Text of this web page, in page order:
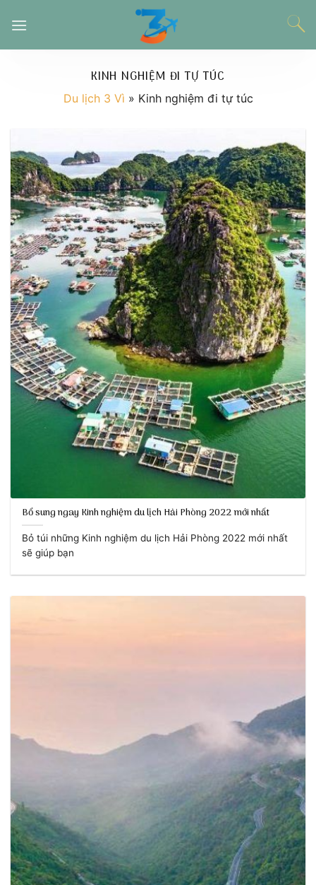
đến
KINH NGHIỆM ĐI TỰ TÚC
Du lịch 3 Vì » Kinh nghiệm đi tự túc
Bổ sung ngay Kinh nghiệm du lịch Hải Phòng 2022 mới nhất
Bỏ túi những Kinh nghiệm du lịch Hải Phòng 2022 mới nhất
sẽ giúp bạn